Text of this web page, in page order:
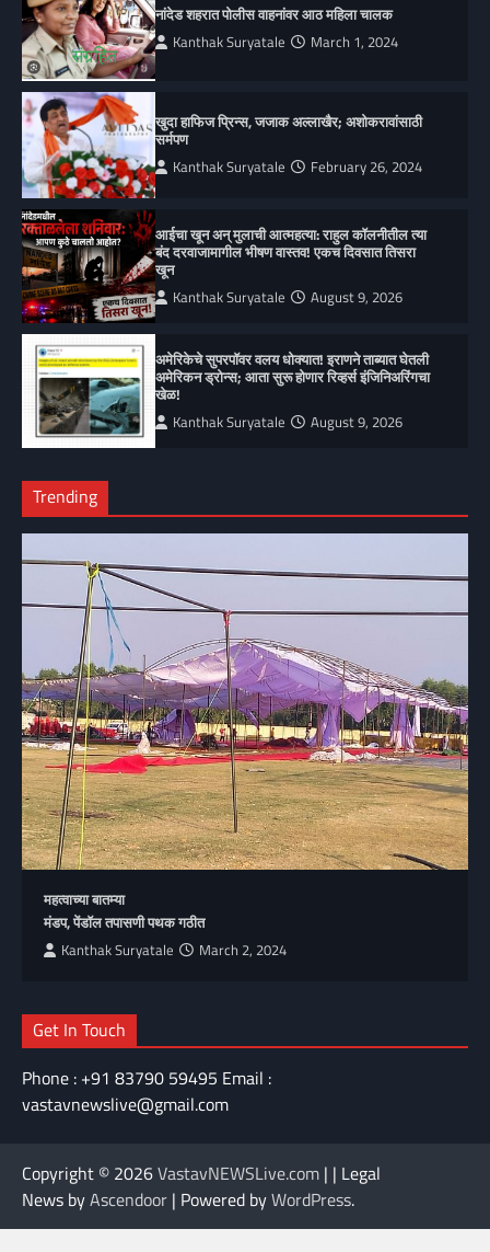
नांदेड शहरात पोलीस वाहनांवर आठ महिला चालक
Kanthak Suryatale March 1, 2024
खुदा हाफिज प्रिन्स, जजाक अल्लाखैर; अशोकरावांसाठी
सर्मपण
Kanthak Suryatale February 26, 2024
आईचा खून अन् मुलाची आत्महत्या: राहुल कॉलनीतील त्या
बंद दरवाजामागील भीषण वास्तव! एकच दिवसात तिसरा
खून
Kanthak Suryatale August 9, 2026
अमेरिकेचे सुपरपॉवर वलय धोक्यात! इराणने ताब्यात घेतली
अमेरिकन ड्रोन्स; आता सुरू होणार रिव्हर्स इंजिनिअरिंगचा
खेळ!
Kanthak Suryatale August 9, 2026
Trending
महत्वाच्या बातम्या
मंडप, पेंडॉल तपासणी पथक गठीत
Kanthak Suryatale March 2, 2024
Get In Touch
Phone : +91 83790 59495 Email :
vastavnewslive@gmail.com
Copyright © 2026VastavNEWSLive.com | | Legal
News byAscendoor | Powered byWordPress.